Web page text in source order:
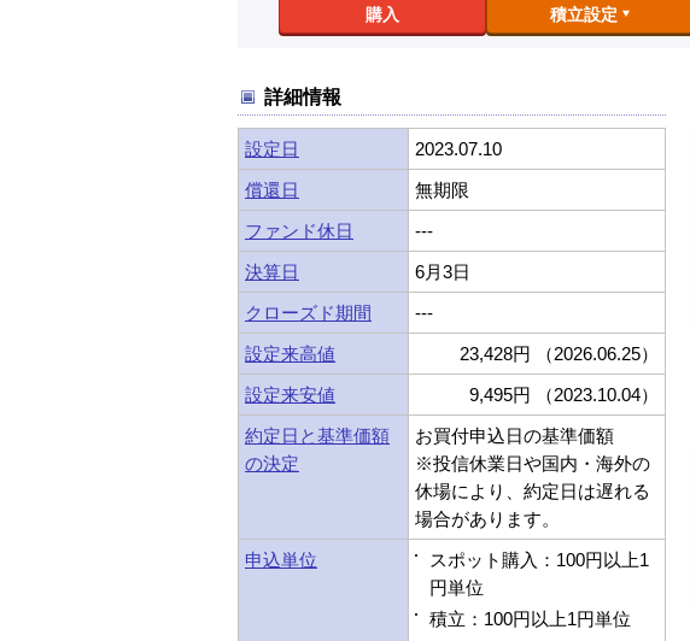
購入 積立設定
詳細情報
設定日
2023.07.10
償還日
無期限
ファンド休日
---
決算日
6月3日
クローズド期間
---
設定来高値
23,428円 （2026.06.25）
設定来安値
9,495円 （2023.10.04）
約定日と基準価額
の決定
お買付申込日の基準価額
※投信休業日や国内・海外の
休場により、約定日は遅れる
場合があります。
申込単位
スポット購入：100円以上1
円単位
積立：100円以上1円単位